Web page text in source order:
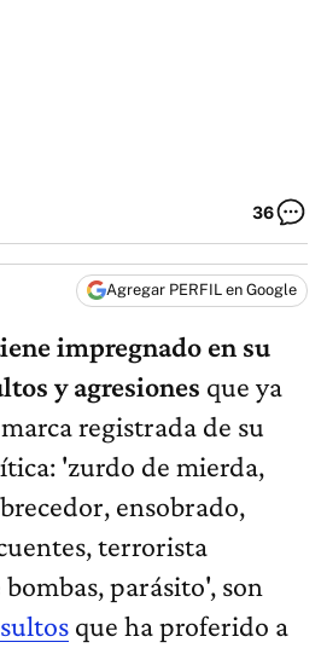
36
Agregar PERFIL en Google
impregnado en su
y agresiones que ya
registrada de su
'zurdo de mierda,
ensobrado,
terrorista
parásito', son
que ha proferido a